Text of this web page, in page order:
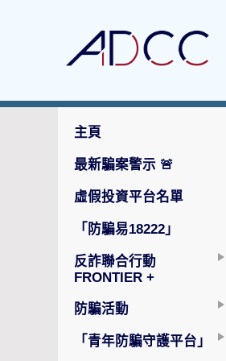
主頁
最新騙案警示 🚨
虛假投資平台名單
「防騙易18222」
反詐聯合行動
FRONTIER +
防騙活動
「青年防騙守護平台」